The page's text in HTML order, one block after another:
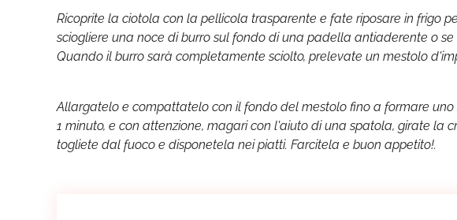
Ricoprite la ciotola con la pellicola trasparente e fate riposare in frigo
sciogliere una noce di burro sul fondo di una padella antiaderente o
Quando il burro sarà completamente sciolto, prelevate un mestolo
Allargatelo e compattatelo con il fondo del mestolo fino a formare uno
1 minuto, e con attenzione, magari con l'aiuto di una spatola, girate la
togliete dal fuoco e disponetela nei piatti. Farcitela e buon appetito!.